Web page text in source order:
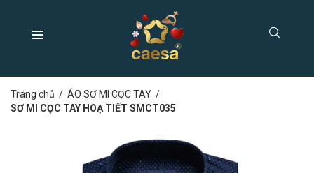
Trang chủ / ÁO SƠ MI CỌC TAY /
SƠ MI CỌC TAY HOẠ TIẾT SMCT035